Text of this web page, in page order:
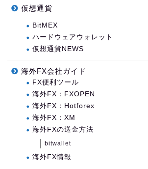
仮想通貨
BitMEX
ハードウェアウォレット
仮想通貨NEWS
海外FX会社ガイド
FX便利ツール
海外FX：FXOPEN
海外FX：Hotforex
海外FX：XM
海外FXの送金方法
bitwallet
海外FX情報